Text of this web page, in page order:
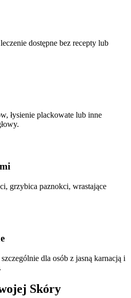
dostępne bez recepty lub
łysienie plackowate lub inne
grzybica paznokci, wrastające
dla osób z jasną karnacją i
Skóry